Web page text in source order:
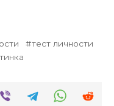
тест личности